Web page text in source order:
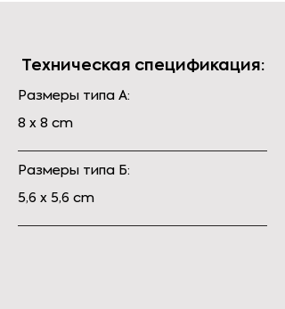
Техническая спецификация:
Размеры типа А:
8 x 8 cm
Размеры типа Б:
5,6 x 5,6 cm